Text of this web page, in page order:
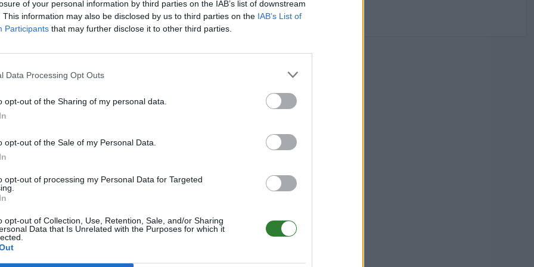
of your personal information by third parties on the IAB’s list of downstream
This information may also be disclosed by us to third parties on the IAB’s List of
Participants that may further disclose it to other third parties.
Data Processing Opt Outs
opt-out of the Sharing of my personal data.
opt-out of the Sale of my Personal Data.
opt-out of processing my Personal Data for Targeted
opt-out of Collection, Use, Retention, Sale, and/or Sharing
Data that Is Unrelated with the Purposes for which it